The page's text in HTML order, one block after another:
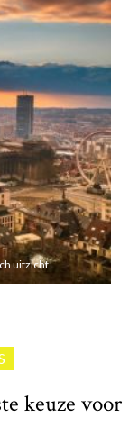
uitzicht
keuze voor